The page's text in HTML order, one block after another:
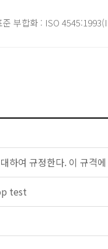
준 부합화 : ISO
하여 규정한다. 이 규격
test